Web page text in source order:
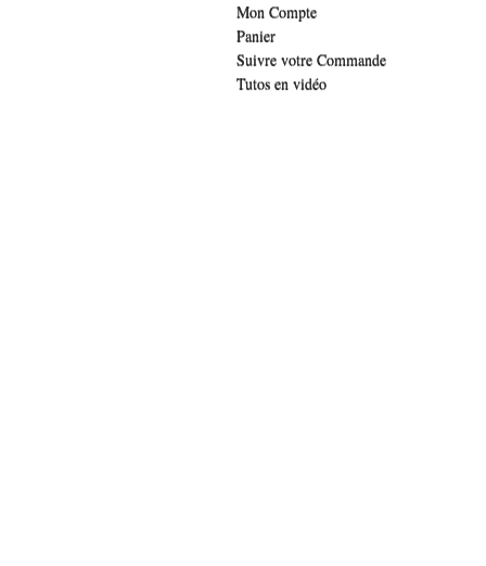
Mon Compte
Panier
Suivre votre Commande
Tutos en vidéo